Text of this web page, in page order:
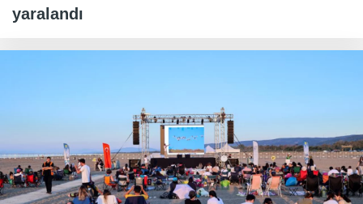
yaralandı